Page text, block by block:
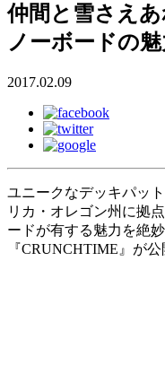
仲間と雪さえ
ノーボードの
2017.02.09
ユニークなデッキパッ
リカ・オレゴン州に拠
ードが有する魅力を絶
『CRUNCHTIME』が公